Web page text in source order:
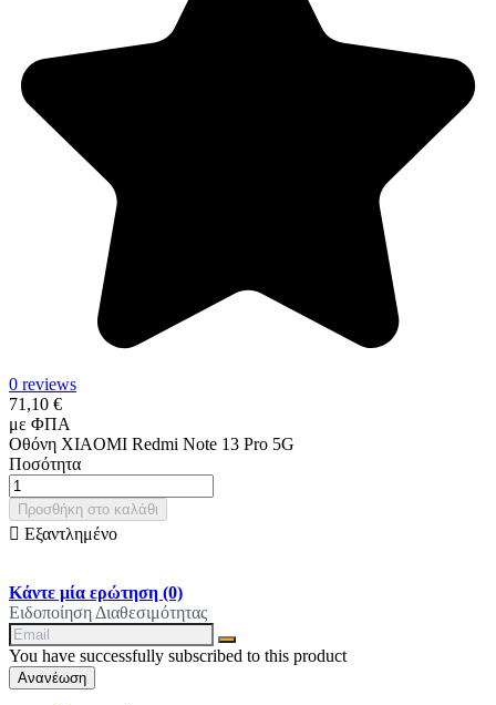
0 reviews
71,10 €
με ΦΠΑ
Οθόνη XIAOMI Redmi Note 13 Pro 5G
Ποσότητα
Προσθήκη στο καλάθι
 Εξαντλημένο
Κάντε μία ερώτηση (0)
Ειδοποίηση Διαθεσιμότητας
You have successfully subscribed to this product